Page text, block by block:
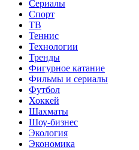
Сериалы
Спорт
ТВ
Теннис
Технологии
Тренды
Фигурное катание
Фильмы и сериалы
Футбол
Хоккей
Шахматы
Шоу-бизнес
Экология
Экономика